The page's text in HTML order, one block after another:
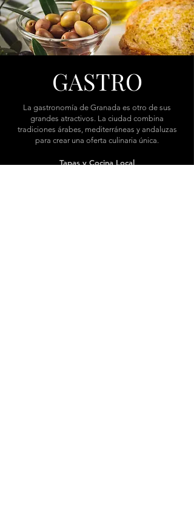
GASTRO
La gastronomía de Granada es otro de sus
grandes atractivos. La ciudad combina
tradiciones árabes, mediterráneas y andaluzas
para crear una oferta culinaria única.
Tapas y Cocina Local